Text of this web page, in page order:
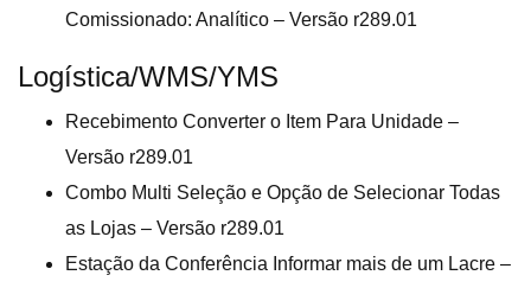
Comissionado: Analítico – Versão r289.01
Logística/WMS/YMS
Recebimento Converter o Item Para Unidade –
Versão r289.01
Combo Multi Seleção e Opção de Selecionar Todas
as Lojas – Versão r289.01
Estação da Conferência Informar mais de um Lacre –